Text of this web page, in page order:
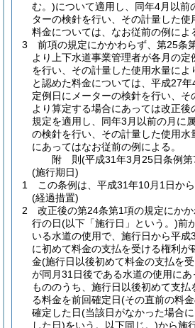
む。)について適用し、同年4月以前
ターの検針を行い、その計量した使
料金については、なお従前の例によ
3
前項の規定にかかわらず、第25条
より上下水道事業管理者が各月の
を行い、その計量した使用水量に
と認めた料金については、平成27
定例日にメーターの検針を行い、そ
より算定する場合にあっては改正
規定を適用し、同年3月以前の月に
の検針を行い、その計量した使用水
にあってはなお従前の例による。
附 則(平成31年3月25日条例第
(施行期日)
1
この条例は、平成31年10月1日から
(経過措置)
2
改正後の第24条第1項の規定にか
行の日(以下「施行日」という。)前
いる水道の使用で、施行日から平成
に初めて料金の支払を受ける権利
金(施行日以後初めて料金の支払を
が同月31日後である水道の使用に
もののうち、施行日以後初めて支払
る料金を前回確定日(その直前の料
確定した日(当該日がなかった場合
した日)をいう。以下同じ。)から施